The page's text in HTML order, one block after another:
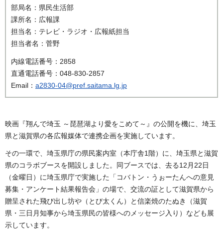
部局名：県民生活部
課所名：広報課
担当名：テレビ・ラジオ・広報紙担当
担当者名：菅野
内線電話番号：2858
直通電話番号：048-830-2857
Email： a2830-04@pref.saitama.lg.jp
映画『翔んで埼玉 ～琵琶湖より愛をこめて～』の公開を機に、埼玉
県と滋賀県の各広報媒体で連携企画を実施しています。
その一環で、埼玉県庁の県民案内室（本庁舎1階）に、埼玉県と滋賀
県のコラボブースを開設しました。同ブースでは、去る12月22日
（金曜日）に埼玉県庁で実施した「コバトン・うぉーたんへの意見
募集・アンケート結果報告会」の場で、交流の証として滋賀県から
贈呈された飛び出し坊や（とび太くん）と信楽焼のたぬき（滋賀
県・三日月知事から埼玉県民の皆様へのメッセージ入り）なども展
示しています。